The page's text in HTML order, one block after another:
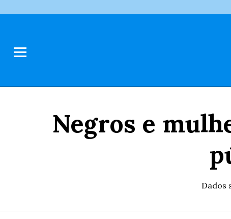
Negros e
Dados